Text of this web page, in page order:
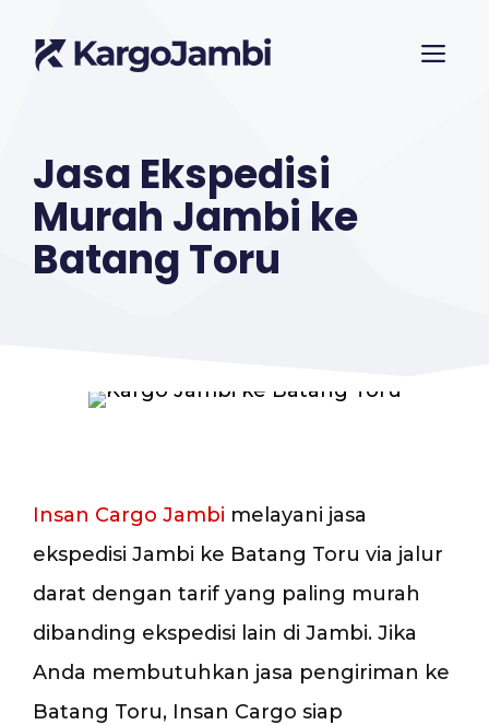
Jasa Ekspedisi
Murah Jambi ke
Batang Toru
Insan Cargo Jambi melayani jasa
ekspedisi Jambi ke Batang Toru via jalur
darat dengan tarif yang paling murah
dibanding ekspedisi lain di Jambi. Jika
Anda membutuhkan jasa pengiriman ke
Batang Toru, Insan Cargo siap